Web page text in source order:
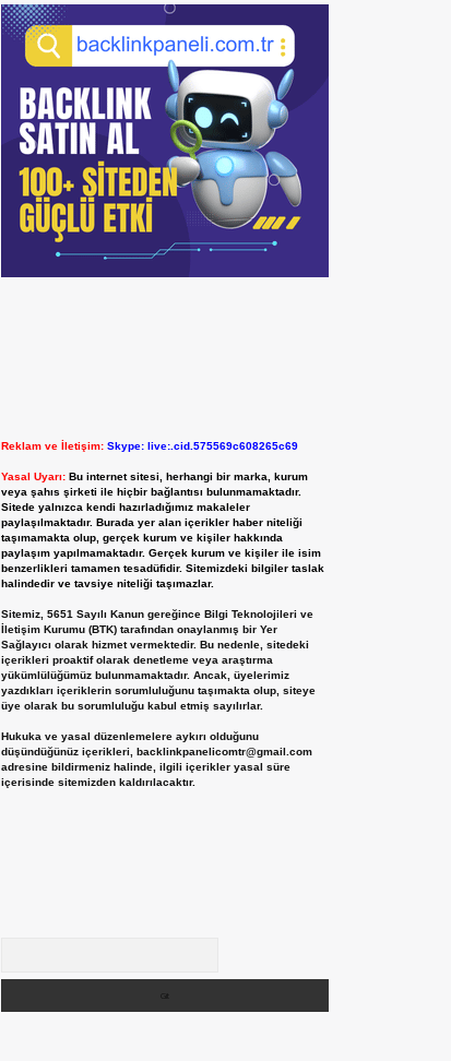
Reklam ve İletişim: Skype: live:.cid.575569c608265c69
Yasal Uyarı: Bu internet sitesi, herhangi bir marka, kurum
veya şahıs şirketi ile hiçbir bağlantısı bulunmamaktadır.
Sitede yalnızca kendi hazırladığımız makaleler
paylaşılmaktadır. Burada yer alan içerikler haber niteliği
taşımamakta olup, gerçek kurum ve kişiler hakkında
paylaşım yapılmamaktadır. Gerçek kurum ve kişiler ile isim
benzerlikleri tamamen tesadüfidir. Sitemizdeki bilgiler taslak
halindedir ve tavsiye niteliği taşımazlar.
Sitemiz, 5651 Sayılı Kanun gereğince Bilgi Teknolojileri ve
İletişim Kurumu (BTK) tarafından onaylanmış bir Yer
Sağlayıcı olarak hizmet vermektedir. Bu nedenle, sitedeki
içerikleri proaktif olarak denetleme veya araştırma
yükümlülüğümüz bulunmamaktadır. Ancak, üyelerimiz
yazdıkları içeriklerin sorumluluğunu taşımakta olup, siteye
üye olarak bu sorumluluğu kabul etmiş sayılırlar.
Hukuka ve yasal düzenlemelere aykırı olduğunu
düşündüğünüz içerikleri, backlinkpanelicomtr@gmail.com
adresine bildirmeniz halinde, ilgili içerikler yasal süre
içerisinde sitemizden kaldırılacaktır.